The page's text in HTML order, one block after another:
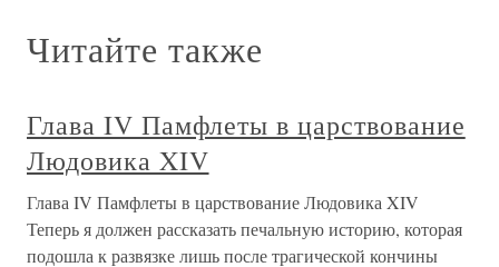
Читайте также
Глава IV Памфлеты в царствование
Людовика XIV
Глава IV Памфлеты в царствование Людовика XIV
Теперь я должен рассказать печальную историю, которая
подошла к развязке лишь после трагической кончины